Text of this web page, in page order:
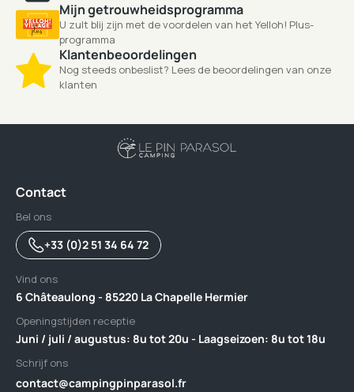
Mijn getrouwheidsprogramma
U zult blij zijn met de voordelen van het Yelloh! Plus-
programma
Klantenbeoordelingen
Nog steeds onbeslist? Lees de beoordelingen van onze
klanten
Contact
Bel ons
+33 (0)2 51 34 64 72
Vind ons
6 Châteaulong - 85220 La Chapelle Hermier
Openingstijden receptie
Juni / juli / augustus: 8u tot 20u - Laagseizoen: 8u tot 18u
Schrijf ons
contact@campingpinparasol.fr